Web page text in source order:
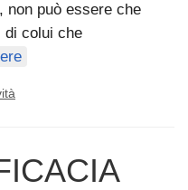
non può essere che
di colui che